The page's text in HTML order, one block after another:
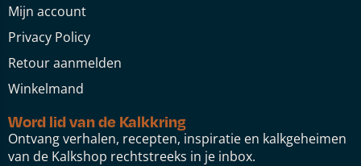
Mijn account
Privacy Policy
Retour aanmelden
Winkelmand
Word lid van de Kalkkring
Ontvang verhalen, recepten, inspiratie en kalkgeheimen
van de Kalkshop rechtstreeks in je inbox.